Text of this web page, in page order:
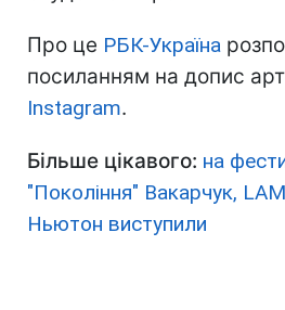
Про це РБК-Україна
посиланням на допис
Instagram.
Більше цікавого: на
"Покоління" Вакарчук,
Ньютон виступили